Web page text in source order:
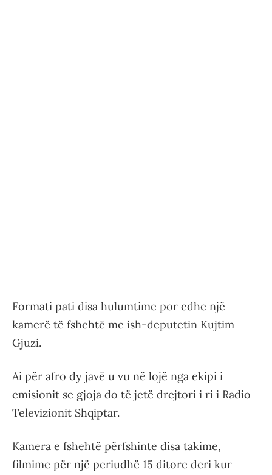
Formati pati disa hulumtime por edhe një
kamerë të fshehtë me ish-deputetin Kujtim
Gjuzi.
Ai për afro dy javë u vu në lojë nga ekipi i
emisionit se gjoja do të jetë drejtori i ri i Radio
Televizionit Shqiptar.
Kamera e fshehtë përfshinte disa takime,
filmime për një periudhë 15 ditore deri kur